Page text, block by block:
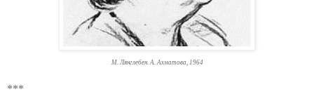
М. Лянглебен. А. Ахматова, 1964
***